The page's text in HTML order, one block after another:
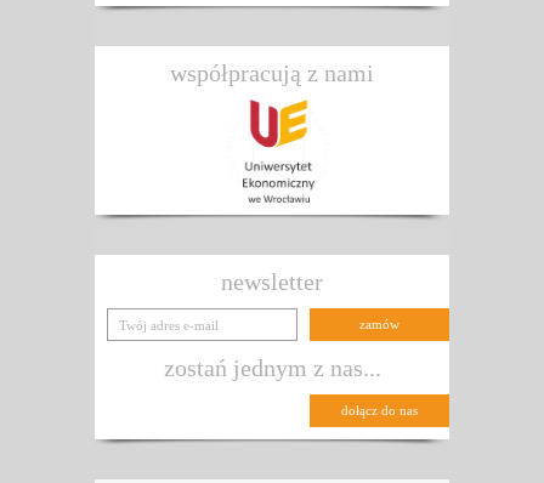
współpracują z nami
newsletter
zostań jednym z nas...